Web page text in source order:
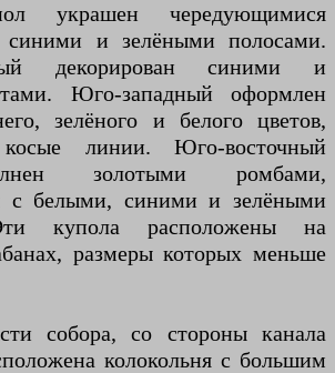
украшен чередующимися
синими и зелёными полосами.
декорирован синими и
Юго-западный оформлен
зелёного и белого цветов,
линии. Юго-восточный
золотыми ромбами,
с белыми, синими и зелёными
купола расположены на
размеры которых меньше
собора, со стороны канала
колокольня с большим